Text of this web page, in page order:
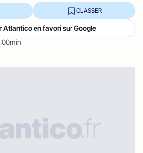
CLASSER
Atlantico en favori sur Google